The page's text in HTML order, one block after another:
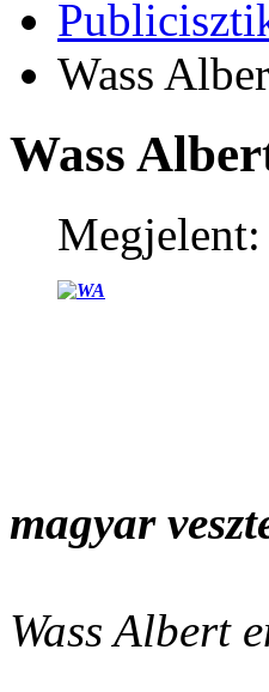
Wass
Wass
magyar
Wass Albert